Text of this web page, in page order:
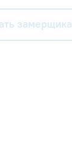
замерщика